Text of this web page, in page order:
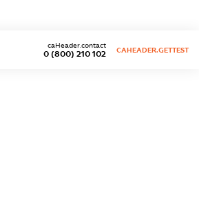
0 (800) 210 102
caHeader.contact
CAHEADER.GETTEST